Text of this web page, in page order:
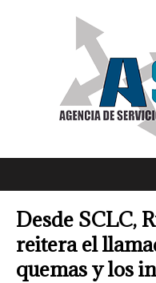
Desde SCLC,
reitera el
quemas y los